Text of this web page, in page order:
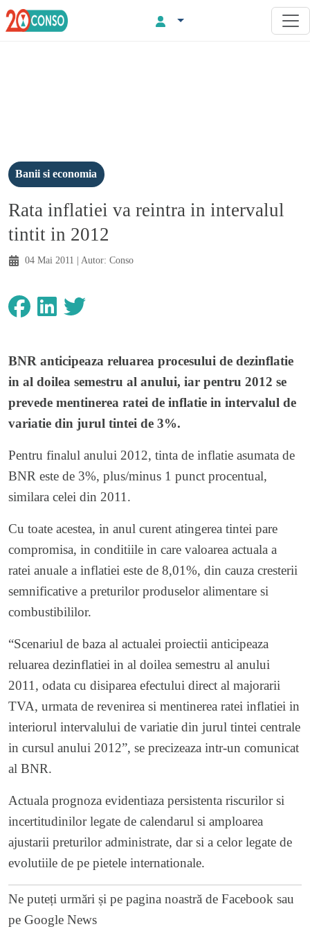
Banii si economia
Rata inflatiei va reintra in intervalul
tintit in 2012
04 Mai 2011 | Autor: Conso
BNR anticipeaza reluarea procesului de dezinflatie
in al doilea semestru al anului, iar pentru 2012 se
prevede mentinerea ratei de inflatie in intervalul de
variatie din jurul tintei de 3%.
Pentru finalul anului 2012, tinta de inflatie asumata de
BNR este de 3%, plus/minus 1 punct procentual,
similara celei din 2011.
Cu toate acestea, in anul curent atingerea tintei pare
compromisa, in conditiile in care valoarea actuala a
ratei anuale a inflatiei este de 8,01%, din cauza cresterii
semnificative a preturilor produselor alimentare si
combustibililor.
“Scenariul de baza al actualei proiectii anticipeaza
reluarea dezinflatiei in al doilea semestru al anului
2011, odata cu disiparea efectului direct al majorarii
TVA, urmata de revenirea si mentinerea ratei inflatiei in
interiorul intervalului de variatie din jurul tintei centrale
in cursul anului 2012”, se precizeaza intr-un comunicat
al BNR.
Actuala prognoza evidentiaza persistenta riscurilor si
incertitudinilor legate de calendarul si amploarea
ajustarii preturilor administrate, dar si a celor legate de
evolutiile de pe pietele internationale.
Ne puteți urmări și pe pagina noastră de Facebook sau
pe Google News